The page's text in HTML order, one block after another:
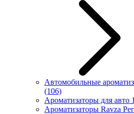
Автомобильные
(106)
Ароматизаторы для авто
Ароматизаторы Ravza